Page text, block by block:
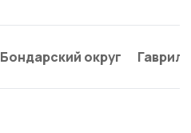
Бондарский округ